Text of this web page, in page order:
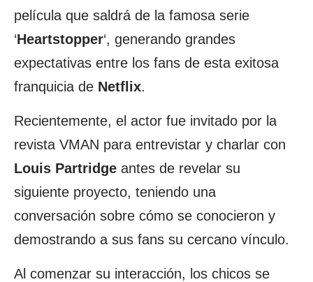
película que saldrá de la famosa serie
‘Heartstopper‘, generando grandes
expectativas entre los fans de esta exitosa
franquicia de Netflix.
Recientemente, el actor fue invitado por la
revista VMAN para entrevistar y charlar con
Louis Partridge antes de revelar su
siguiente proyecto, teniendo una
conversación sobre cómo se conocieron y
demostrando a sus fans su cercano vínculo.
Al comenzar su interacción, los chicos se